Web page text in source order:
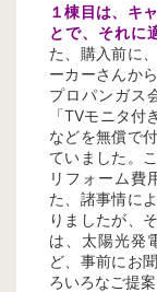
１棟目は、キ
とで、それに
た、購入前に
ーカーさんか
プロパンガス
「TVモニタ付
などを無償で
ていました。
リフォーム費
た、諸事情に
りましたが、
は、太陽光発
ど、事前にお
ろいろなご提